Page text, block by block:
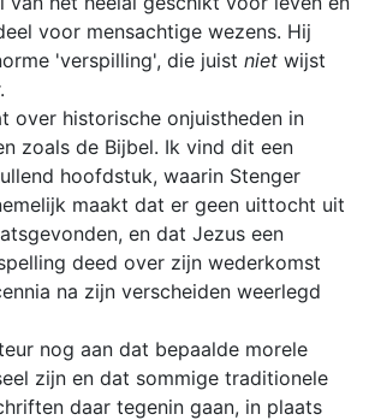
voor mensachtige wezens. Hij
'verspilling', die juist niet wijst
over historische onjuistheden in
zoals de Bijbel. Ik vind dit een
hoofdstuk, waarin Stenger
maakt dat er geen uittocht uit
en dat Jezus een
deed over zijn wederkomst
na zijn verscheiden weerlegd
nog aan dat bepaalde morele
zijn en dat sommige traditionele
daar tegenin gaan, in plaats